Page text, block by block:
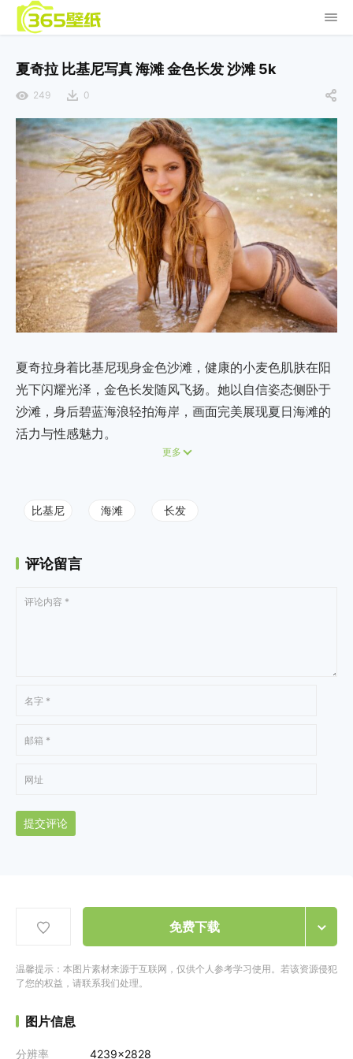
夏奇拉 比基尼写真 海滩 金色长发 沙滩 5k
249 0
夏奇拉身着比基尼现身金色沙滩，健康的小麦色肌肤在阳
光下闪耀光泽，金色长发随风飞扬。她以自信姿态侧卧于
沙滩，身后碧蓝海浪轻拍海岸，画面完美展现夏日海滩的
活力与性感魅力。
更多
比基尼 海滩 长发
评论留言
提交评论
免费下载
温馨提示：本图片素材来源于互联网，仅供个人参考学习使用。若该资源侵犯
了您的权益，请联系我们处理。
图片信息
分辨率 4239x2828